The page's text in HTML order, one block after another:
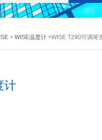
> WISE温度计>WISE T290可调尾
计